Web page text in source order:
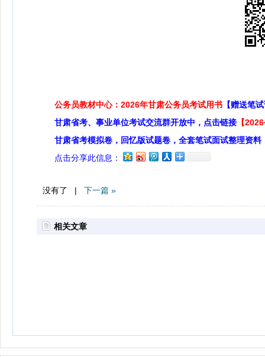
公务员教材中心：2026年甘肃公务员考试用书 【赠送笔
甘肃省考、事业单位考试交流群开放中，点击链接 【
甘肃省考模拟卷，回忆版试题卷，全套笔试面试整理资料
点击分享此信息：
没有了 | 下一篇 »
相关文章